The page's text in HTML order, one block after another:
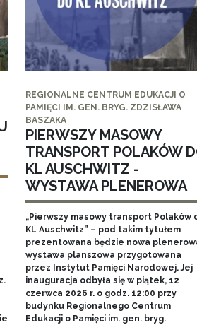
REGIONALNE CENTRUM EDUKACJI O
PAMIĘCI IM. GEN. BRYG. ZDZISŁAWA
BASZAKA
PIERWSZY MASOWY
TRANSPORT POLAKÓW
KL AUSCHWITZ -
WYSTAWA PLENEROWA
„Pierwszy masowy transport Polaków
KL Auschwitz” – pod takim tytułem
prezentowana będzie nowa
wystawa planszowa przygotowana
przez Instytut Pamięci Narodowej. Jej
inauguracja odbyła się w piątek, 12
czerwca 2026 r. o godz. 12:00 przy
budynku Regionalnego Centrum
Edukacji o Pamięci im. gen. bryg.